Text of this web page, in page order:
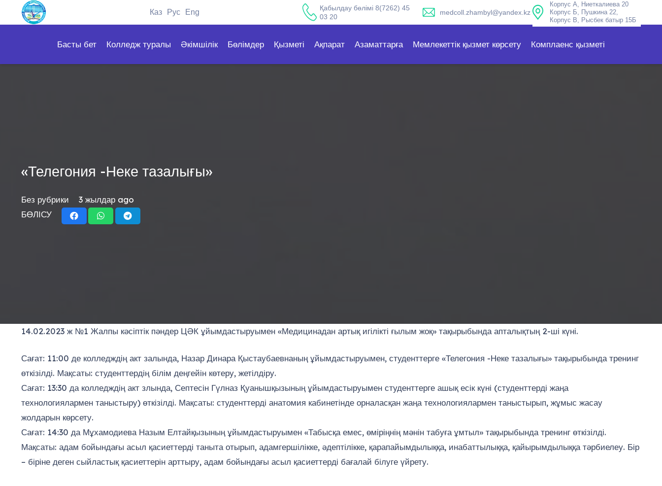
Каз Рус Eng
Қабылдау бөлімі 8(7262) 45
03 20
medcoll.zhambyl@yandex.kz
Корпус А, Ниеткалиева 20
Корпус Б, Пушкина 22,
Корпус В, Рысбек батыр 15Б
Басты бет Колледж туралы Әкімшілік Бөлімдер Қызметі Ақпарат Азаматтарға Мемлекеттік қызмет көрсету Комплаенс қызметі
«Телегония -Неке тазалығы»
Без рубрики
3 жылдар ago
БӨЛІСУ
14.02.2023 ж №1 Жалпы кәсіптік пәндер ЦӘК ұйымдастыруымен «Медицинадан артық игілікті ғылым жоқ» тақырыбында апталықтың 2-ші күні.
Сағат: 11:00 де колледждің акт залында, Назар Динара Қыстаубаевнаның ұйымдастыруымен, студенттерге «Телегония -Неке тазалығы» тақырыбында тренинг
өткізілді. Мақсаты: студенттердің білім деңгейін көтеру, жетілдіру.
Сағат: 13:30 да колледждің акт злында, Септесін Гүлназ Қуанышқызының ұйымдастыруымен студенттерге ашық есік күні (студенттерді жаңа
технологиялармен таныстыру) өткізілді. Мақсаты: студенттерді анатомия кабинетінде орналасқан жаңа технологиялармен таныстырып, жұмыс жасау
жолдарын көрсету.
Сағат: 14:30 да Мұхамодиева Назым Елтайқызының ұйымдастыруымен «Табысқа емес, өміріңнің мәнін табуға ұмтыл» тақырыбында тренинг өткізілді.
Мақсаты: адам бойындағы асыл қасиеттерді таныта отырып, адамгершілікке, әдептілікке, қарапайымдылыққа, инабаттылыққа, қайырымдылыққа тәрбиелеу. Бір
– біріне деген сыйластық қасиеттерін арттыру, адам бойындағы асыл қасиеттерді бағалай білуге үйрету.